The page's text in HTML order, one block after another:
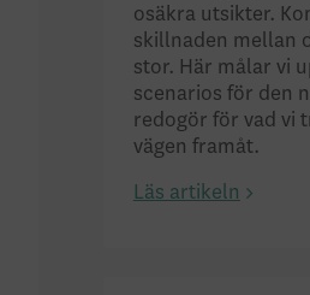
osäkra utsikter.
skillnaden mellan
stor. Här målar vi
scenarios för den
redogör för vad vi
vägen framåt.
Läs artikeln